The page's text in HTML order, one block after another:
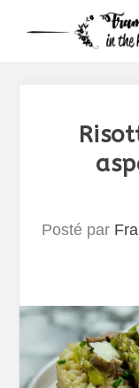
Posté par